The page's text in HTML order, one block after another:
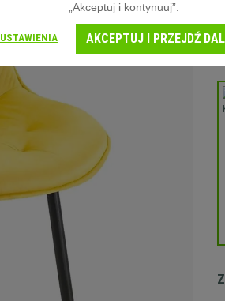
„Akceptuj i kontynuuj”.
USTAWIENIA AKCEPTUJ I PRZEJDŹ